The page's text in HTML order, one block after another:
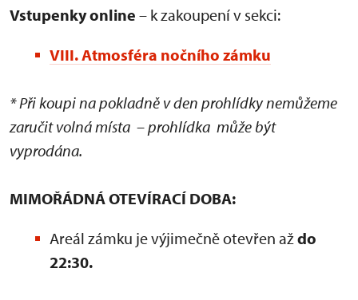
Vstupenky online – k zakoupení v sekci:
VIII. Atmosféra nočního zámku
* Při koupi na pokladně v den prohlídky nemůžeme
zaručit volná místa – prohlídka může být
vyprodána.
MIMOŘÁDNÁ OTEVÍRACÍ DOBA:
Areál zámku je výjimečně otevřen až do
22:30.